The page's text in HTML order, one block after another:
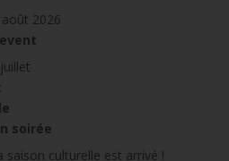
2026
soirée
saison culturelle est arrivé !